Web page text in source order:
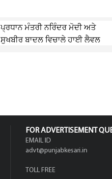
ਪ੍ਰਧਾਨ ਮੰਤਰੀ ਨਰਿੰਦਰ ਮੋਦੀ ਅਤੇ
ਸੁਖਬੀਰ ਬਾਦਲ ਵਿਚਾਲੇ ਹਾਈ ਲੈਵਲ
FOR ADVERTISEMENT
EMAIL ID
advt@punjabkesari.in
TOLL FREE